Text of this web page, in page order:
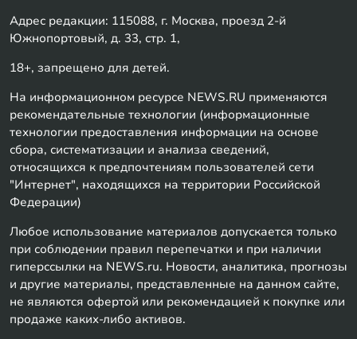
Адрес редакции: 115088, г. Москва, проезд 2-й
Южнопортовый, д. 33, стр. 1,
18+, запрещено для детей.
На информационном ресурсе NEWS.RU применяются
рекомендательные технологии (информационные
технологии предоставления информации на основе
сбора, систематизации и анализа сведений,
относящихся к предпочтениям пользователей сети
"Интернет", находящихся на территории Российской
Федерации)
Любое использование материалов допускается только
при соблюдении правил перепечатки и при наличии
гиперссылки на NEWS.ru. Новости, аналитика, прогнозы
и другие материалы, представленные на данном сайте,
не являются офертой или рекомендацией к покупке или
продаже каких-либо активов.